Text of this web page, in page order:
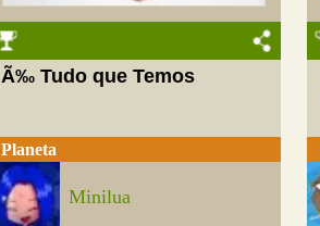
Ã‰ Tudo que Temos
Planeta
Minilua